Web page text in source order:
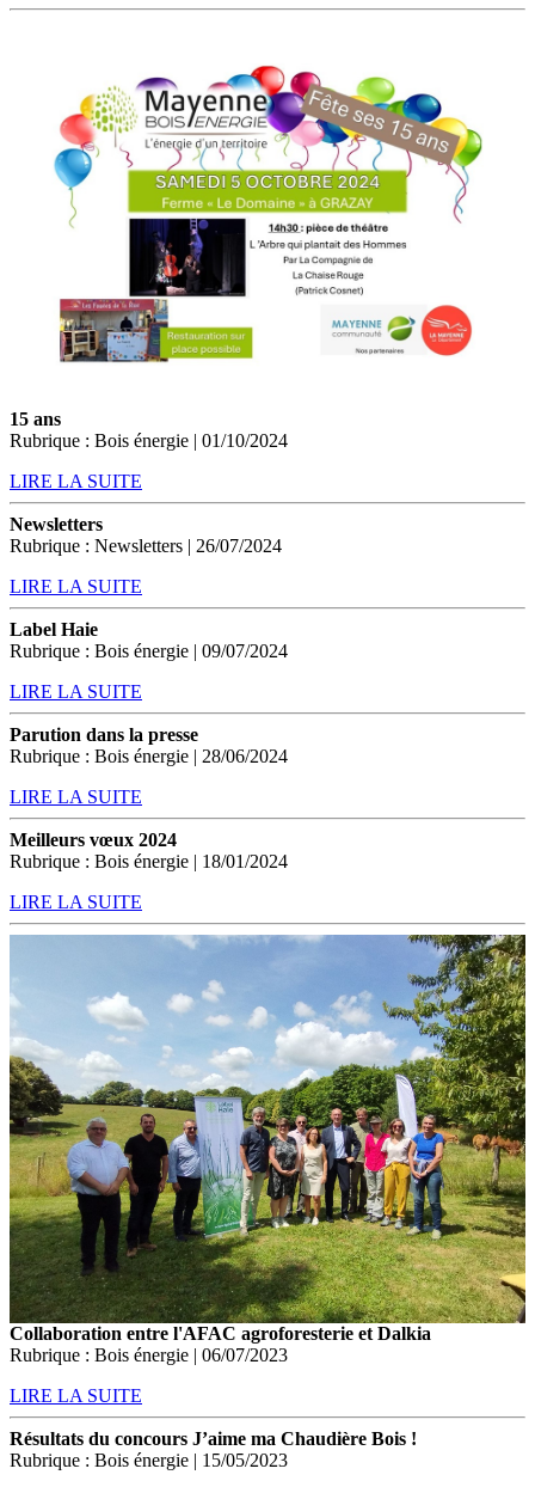
15 ans
Rubrique : Bois énergie | 01/10/2024
LIRE LA SUITE
Newsletters
Rubrique : Newsletters | 26/07/2024
LIRE LA SUITE
Label Haie
Rubrique : Bois énergie | 09/07/2024
LIRE LA SUITE
Parution dans la presse
Rubrique : Bois énergie | 28/06/2024
LIRE LA SUITE
Meilleurs vœux 2024
Rubrique : Bois énergie | 18/01/2024
LIRE LA SUITE
Collaboration entre l'AFAC agroforesterie et Dalkia
Rubrique : Bois énergie | 06/07/2023
LIRE LA SUITE
Résultats du concours J’aime ma Chaudière Bois !
Rubrique : Bois énergie | 15/05/2023